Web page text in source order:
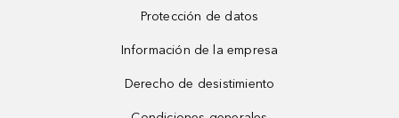
Protección de datos
Información de la empresa
Derecho de desistimiento